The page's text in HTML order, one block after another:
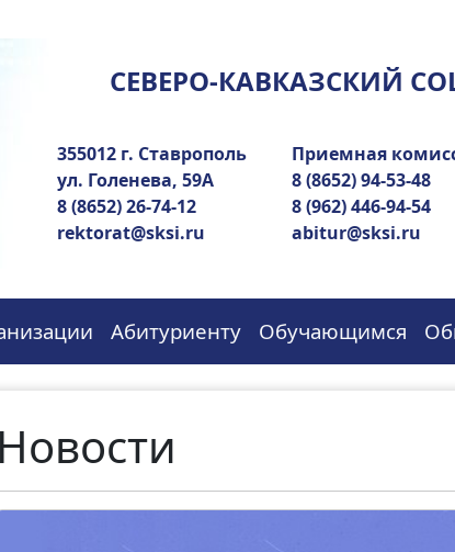
СЕВЕРО-КАВКАЗСКИЙ
355012 г. Ставрополь
ул. Голенева, 59А
8 (8652) 26-74-12
rektorat@sksi.ru
Приемная
8 (8652) 94-53-48
8 (962) 446-94-54
abitur@sksi.ru
Абитуриенту Обучающимся
Новости